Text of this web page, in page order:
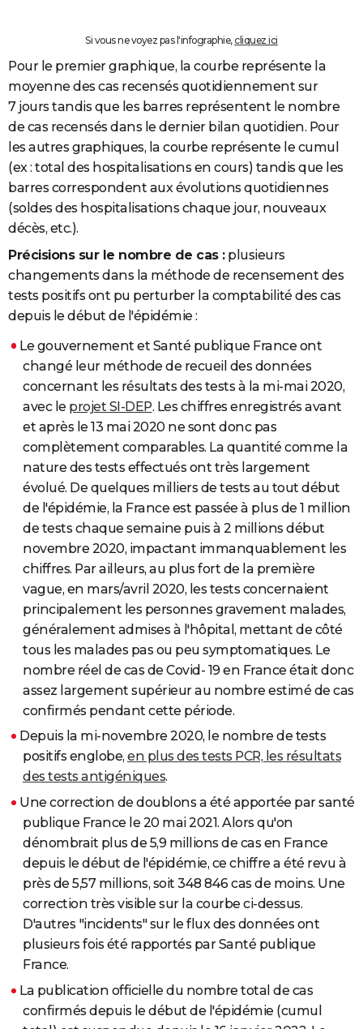
Si vous ne voyez pas l'infographie,cliquez ici
Pour le premier graphique, la courbe représente la
moyenne des cas recensés quotidiennement sur
7 jours tandis que les barres représentent le nombre
de cas recensés dans le dernier bilan quotidien. Pour
les autres graphiques, la courbe représente le cumul
(ex : total des hospitalisations en cours) tandis que les
barres correspondent aux évolutions quotidiennes
(soldes des hospitalisations chaque jour, nouveaux
décès, etc.).
Précisions sur le nombre de cas :plusieurs
changements dans la méthode de recensement des
tests positifs ont pu perturber la comptabilité des cas
depuis le début de l'épidémie :
Le gouvernement et Santé publique France ont
changé leur méthode de recueil des données
concernant les résultats des tests à la mi-mai 2020,
avec le projet SI-DEP. Les chiffres enregistrés avant
et après le 13 mai 2020 ne sont donc pas
complètement comparables. La quantité comme la
nature des tests effectués ont très largement
évolué. De quelques milliers de tests au tout début
de l'épidémie, la France est passée à plus de 1 million
de tests chaque semaine puis à 2 millions début
novembre 2020, impactant immanquablement les
chiffres. Par ailleurs, au plus fort de la première
vague, en mars/avril 2020, les tests concernaient
principalement les personnes gravement malades,
généralement admises à l'hôpital, mettant de côté
tous les malades pas ou peu symptomatiques. Le
nombre réel de cas de Covid- 19 en France était donc
assez largement supérieur au nombre estimé de cas
confirmés pendant cette période.
Depuis la mi-novembre 2020, le nombre de tests
positifs englobe, en plus des tests PCR, les résultats
des tests antigéniques.
Une correction de doublons a été apportée par santé
publique France le 20 mai 2021. Alors qu'on
dénombrait plus de 5,9 millions de cas en France
depuis le début de l'épidémie, ce chiffre a été revu à
près de 5,57 millions, soit 348 846 cas de moins. Une
correction très visible sur la courbe ci-dessus.
D'autres "incidents" sur le flux des données ont
plusieurs fois été rapportés par Santé publique
France.
La publication officielle du nombre total de cas
confirmés depuis le début de l'épidémie (cumul